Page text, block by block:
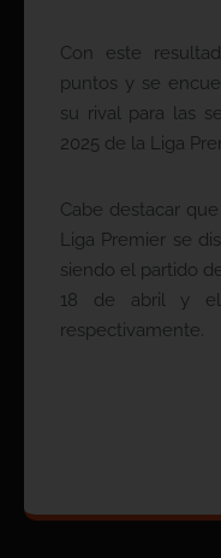
Con este
puntos y se
su rival para las
2025 de la Liga
Cabe destacar
Liga Premier se
siendo el partido
18 de abril y
respectivamente.